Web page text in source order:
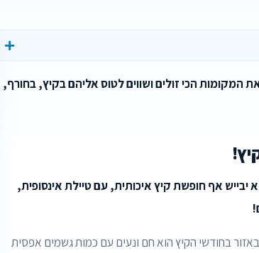
המקומות הכי זולים ושווים לטוס אליהם בקיץ, בחורף,
אף חופשת קיץ איכותית, עם טיילת אינסופית,
בחודשי הקיץ הוא חם ונעים עם כמות גשמים אפסית